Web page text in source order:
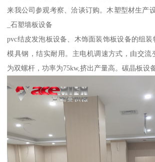
来我公司参观考察、洽谈订购。木塑型材生产
_石塑墙板设备
pvc结皮发泡板设备、木饰面装饰板设备的组
模具钢，结实耐用。主电机调速方式，由交流
为双螺杆，功率为75kw,挤出产量高。碳晶板设